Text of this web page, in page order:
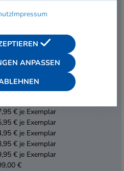
Impressum
ANPASSEN
dieses Berufs entwickelt. Das
– so können Sie direkt mit der
€ je Exemplar
€ je Exemplar
€ je Exemplar
€ je Exemplar
€ je Exemplar
€